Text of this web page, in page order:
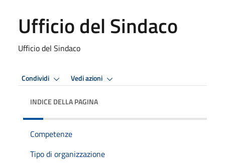
Ufficio del Sindaco
Ufficio del Sindaco
Condividi Vedi azioni
INDICE DELLA PAGINA
Competenze
Tipo di organizzazione